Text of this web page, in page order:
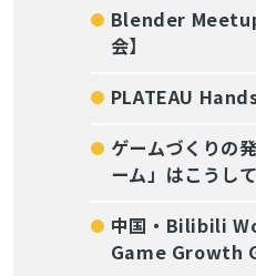
Blender
会】
PLATEAU
ゲームづくりの
ーム」はこうし
中国・Bilibili
Game Growth